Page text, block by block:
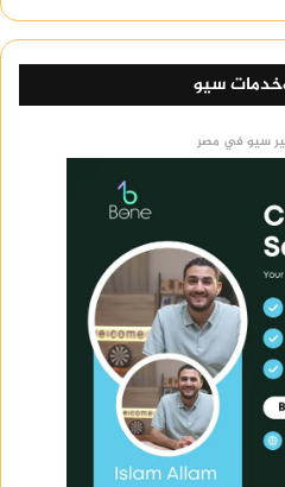
سيو
سيو في مصر